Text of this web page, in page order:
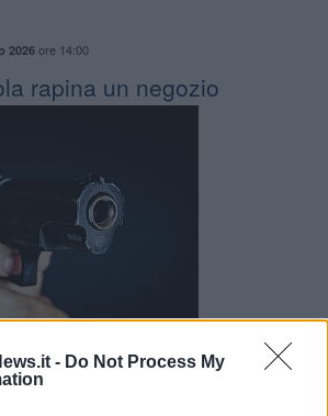
- Do Not Process My
2026ore 14:00
rapina un negozio
la titolare con il calcio dell’arma e si
il registratore di cassa e un